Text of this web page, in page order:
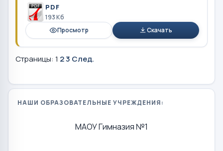
PDF
193 Кб
Просмотр
Скачать
Страницы: 1 23 След.
НАШИ ОБРАЗОВАТЕЛЬНЫЕ УЧРЕЖДЕНИЯ:
МАОУ Гимназия №1